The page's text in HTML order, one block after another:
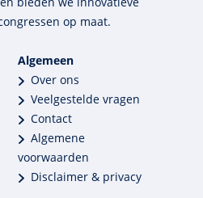
op maat.
Algemeen
Over ons
Veelgestelde vragen
Contact
Algemene
voorwaarden
Disclaimer & privacy